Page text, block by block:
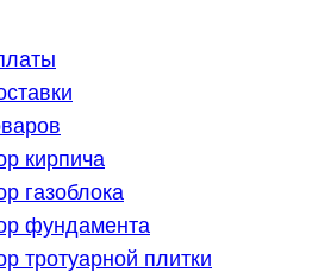
кирпича
газоблока
фундамента
тротуарной плитки